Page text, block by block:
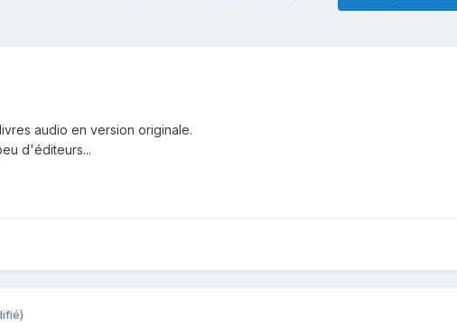
audio en version originale.
d'éditeurs...